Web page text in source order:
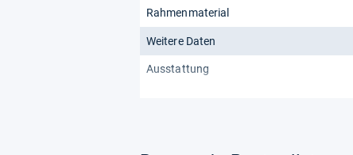
Rahmenmaterial
Weitere Daten
Ausstattung